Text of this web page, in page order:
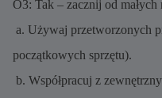
O3: Tak – zacznij od małych
a. Używaj przetworzonych
początkowych sprzętu).
b. Współpracuj z